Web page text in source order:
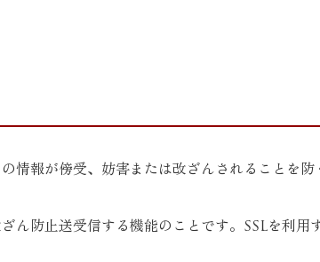
情報が傍受、妨害または改ざんされることを
ん防止送受信する機能のことです。SSLを利用